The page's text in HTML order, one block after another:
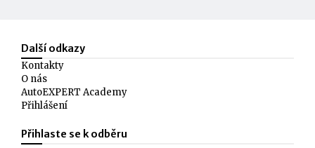
Další odkazy
Kontakty
O nás
AutoEXPERT Academy
Přihlášení
Přihlaste se k odběru